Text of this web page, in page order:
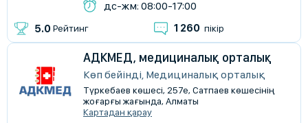
дс-жм: 08:00-17:00
5.0 Рейтинг 1 260 пікір
АДКМЕД, медициналық орталық
Көп бейінді, Медициналық орталық
Түркебаев көшесі, 257е, Сатпаев көшесінің
жоғарғы жағында, Алматы
Картадан қарау